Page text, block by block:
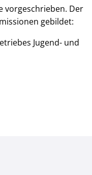
vorgeschrieben. Der
gebildet:
Jugend- und